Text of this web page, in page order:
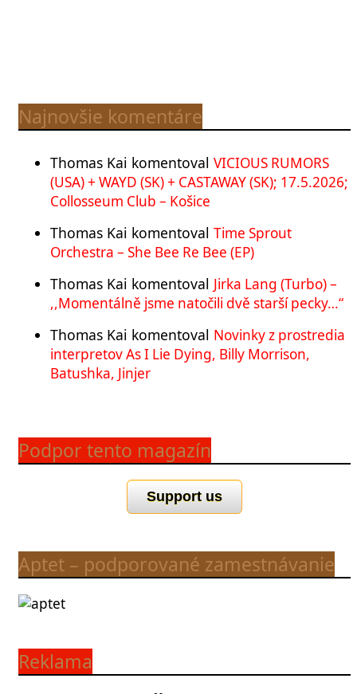
Najnovšie komentáre
Thomas Kai komentoval VICIOUS RUMORS
(USA) + WAYD (SK) + CASTAWAY (SK); 17.5.2026;
Collosseum Club – Košice
Thomas Kai komentoval Time Sprout
Orchestra – She Bee Re Bee (EP)
Thomas Kai komentoval Jirka Lang (Turbo) –
,,Momentálně jsme natočili dvě starší pecky…“
Thomas Kai komentoval Novinky z prostredia
interpretov As I Lie Dying, Billy Morrison,
Batushka, Jinjer
Podpor tento magazín
Support us
Aptet – podporované zamestnávanie
Reklama